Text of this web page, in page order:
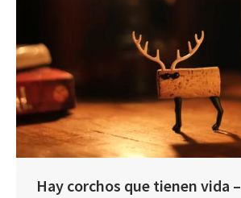
Hay corchos que tienen vida –